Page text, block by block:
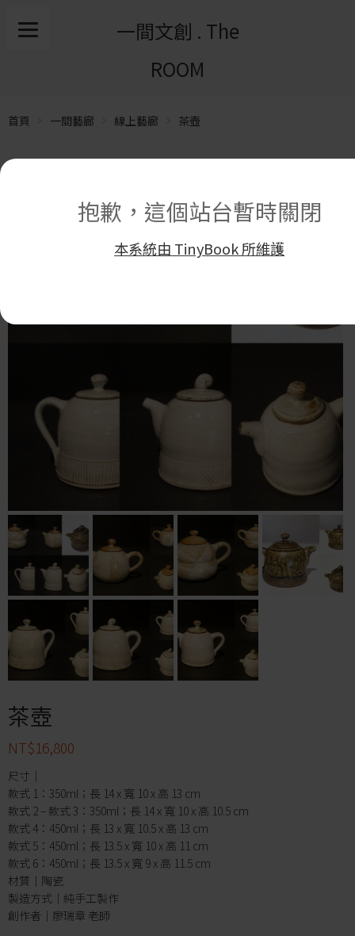
抱歉，這個站台暫時關閉
本系統由 TinyBook 所維護
一間文創 . The
ROOM
首頁 一間藝廊 線上藝廊 茶壺
茶壺
NT$16,800
尺寸｜
款式 1：350ml；長 14 x 寬 10 x 高 13 cm
款式 2 – 款式 3：350ml；長 14 x 寬 10 x 高 10.5 cm
款式 4：450ml；長 13 x 寬 10.5 x 高 13 cm
款式 5：450ml；長 13.5 x 寬 10 x 高 11 cm
款式 6：450ml；長 13.5 x 寬 9 x 高 11.5 cm
材質｜陶瓷
製造方式｜純手工製作
創作者｜廖瑞章 老師